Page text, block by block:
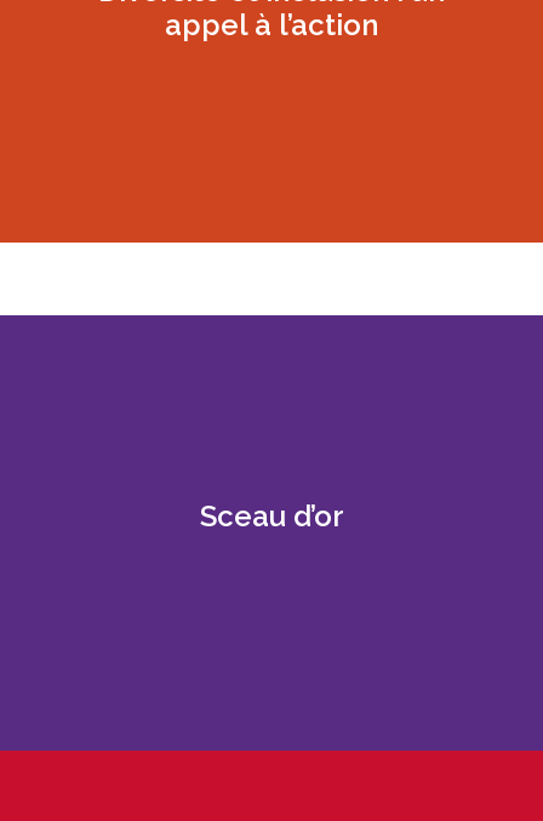
appel à l’action
Sceau d’or